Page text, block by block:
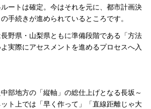
ートは確定。今はそれを元に、都市計画決
手続きが進められているところです。
野県・山梨県ともに準備段階である「方法
実際にアセスメントを進めるプロセスへ入
部地方の「縦軸」の総仕上げとなる長坂～
ト上では「早く作って」「直線距離じゃ大